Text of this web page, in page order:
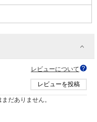
レビューについて
レビューを投稿
だありません。